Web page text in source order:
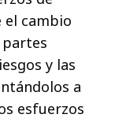
el cambio
y las
a
esfuerzos